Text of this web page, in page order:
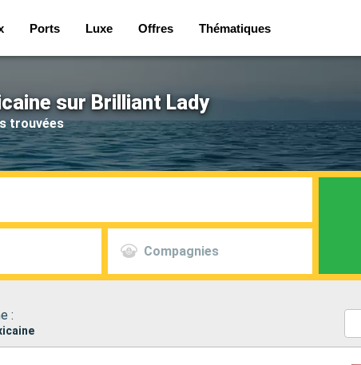
Ports Luxe Offres Thématiques
sur Brilliant Lady
trouvées
Compagnies
: